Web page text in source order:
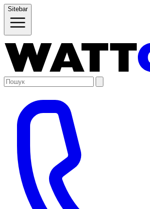
Sitebar